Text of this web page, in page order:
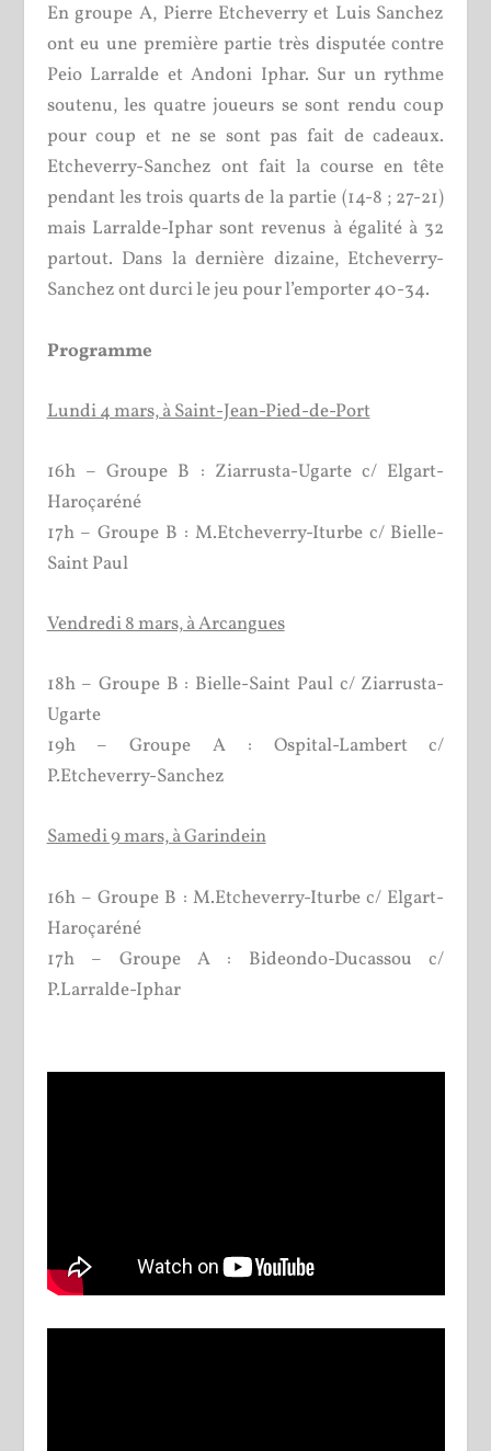
En groupe A, Pierre Etcheverry et Luis Sanchez
ont eu une première partie très disputée contre
Peio Larralde et Andoni Iphar. Sur un rythme
soutenu, les quatre joueurs se sont rendu coup
pour coup et ne se sont pas fait de cadeaux.
Etcheverry-Sanchez ont fait la course en tête
pendant les trois quarts de la partie (14-8 ; 27-21)
mais Larralde-Iphar sont revenus à égalité à 32
partout. Dans la dernière dizaine, Etcheverry-
Sanchez ont durci le jeu pour l’emporter 40-34.
Programme
Lundi 4 mars, à Saint-Jean-Pied-de-Port
16h – Groupe B : Ziarrusta-Ugarte c/ Elgart-
Haroçaréné
17h – Groupe B : M.Etcheverry-Iturbe c/ Bielle-
Saint Paul
Vendredi 8 mars, à Arcangues
18h – Groupe B : Bielle-Saint Paul c/ Ziarrusta-
Ugarte
19h – Groupe A : Ospital-Lambert c/
P.Etcheverry-Sanchez
Samedi 9 mars, à Garindein
16h – Groupe B : M.Etcheverry-Iturbe c/ Elgart-
Haroçaréné
17h – Groupe A : Bideondo-Ducassou c/
P.Larralde-Iphar